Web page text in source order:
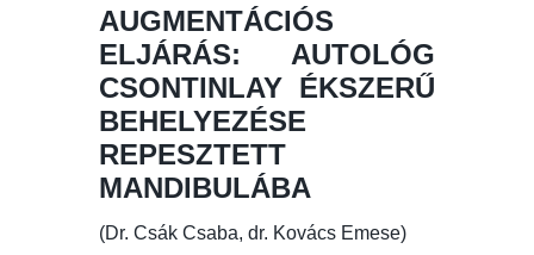
AUGMENTÁCIÓS
ELJÁRÁS: AUTOLÓG
CSONTINLAY ÉKSZERŰ
BEHELYEZÉSE
REPESZTETT
MANDIBULÁBA
(Dr. Csák Csaba, dr. Kovács Emese)